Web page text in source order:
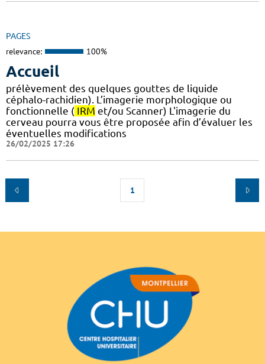
PAGES
relevance: 100%
Accueil
prélèvement des quelques gouttes de liquide
céphalo-rachidien). L’imagerie morphologique ou
fonctionnelle ( IRM et/ou Scanner) L'imagerie du
cerveau pourra vous être proposée afin d’évaluer les
éventuelles modifications
26/02/2025 17:26
1